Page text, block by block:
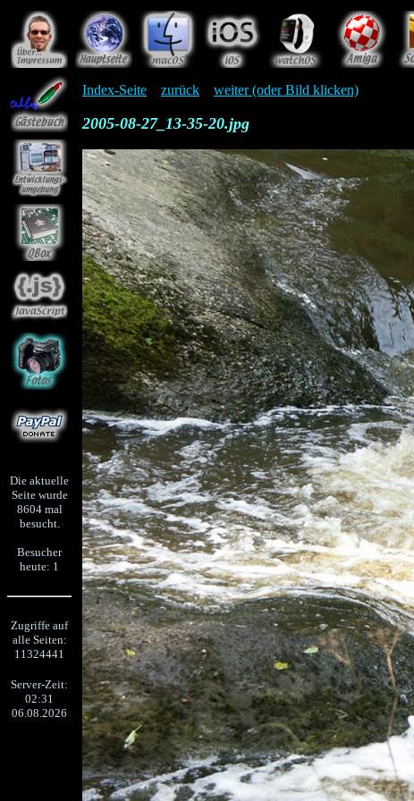
Die aktuelle
Seite wurde
8604 mal
besucht.
Besucher
heute: 1
Zugriffe auf
alle Seiten:
11324441
Server-Zeit:
02:31
06.08.2026
Index-Seite zurück weiter (oder Bild klicken)
2005-08-27_13-35-20.jpg